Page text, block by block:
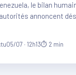
le bilan
annoncent
05/07 · 12h13⏱ 2 min